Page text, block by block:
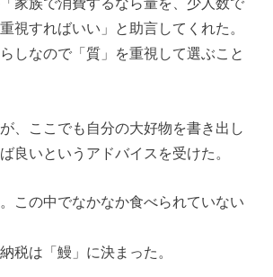
視すればいい」と助言してくれた。
しなので「質」を重視して選ぶこと
、ここでも自分の大好物を書き出し
良いというアドバイスを受けた。
この中でなかなか食べられていない
税は「鰻」に決まった。